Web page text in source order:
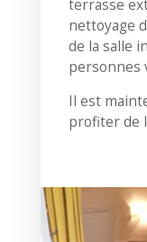
terrasse
nettoyage
de la salle
personnes
Il est
profiter de